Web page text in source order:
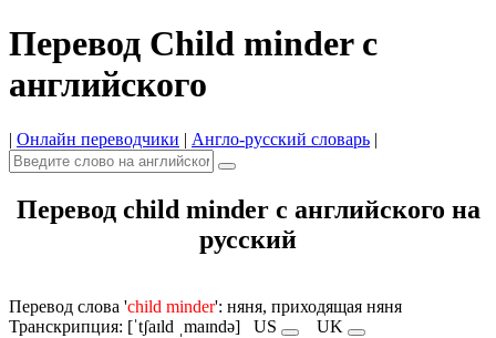
Перевод Child minder с
английского
| Онлайн переводчики | Англо-русский словарь |
Перевод child minder с английского на
русский
Перевод слова 'child minder': няня, приходящая няня
Транскрипция: [ˈtʃaɪld ˌmaɪndə] US
UK